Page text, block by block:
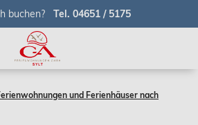
buchen? Tel. 04651 / 5175
und Ferienhäuser nach